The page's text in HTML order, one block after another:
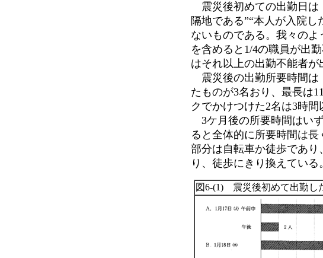
震災後初めての出勤日は
隔地である”“本人が入院
ないものである。我々の
を含めると1/4の職員が出
はそれ以上の出勤不能者が
震災後の出勤所要時間は
たものが3名おり、最長は
クでかけつけた2名は3時間
3ケ月後の所要時間はい
ると全体的に所要時間は
部分は自転車か徒歩であ
り、徒歩にきり換えている。
図6-(1) 震災後初めて出勤し